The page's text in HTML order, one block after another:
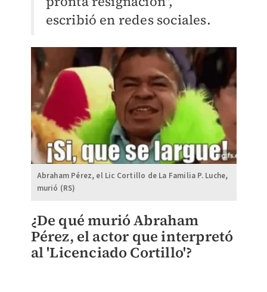
escribió en redes sociales.
Abraham Pérez, el Lic Cortillo de La Familia P. Luche,
murió (RS)
¿De qué murió Abraham
Pérez, el actor que interpretó
al 'Licenciado Cortillo'?